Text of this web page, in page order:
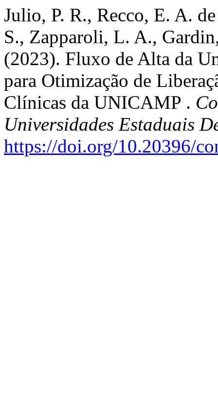
Julio, P. R., Recco, E. A.
S., Zapparoli, L. A.,
(2023). Fluxo de Alta da
para Otimização de
Clínicas da UNICAMP .
Universidades Estaduais
https://doi.org/10.20396/